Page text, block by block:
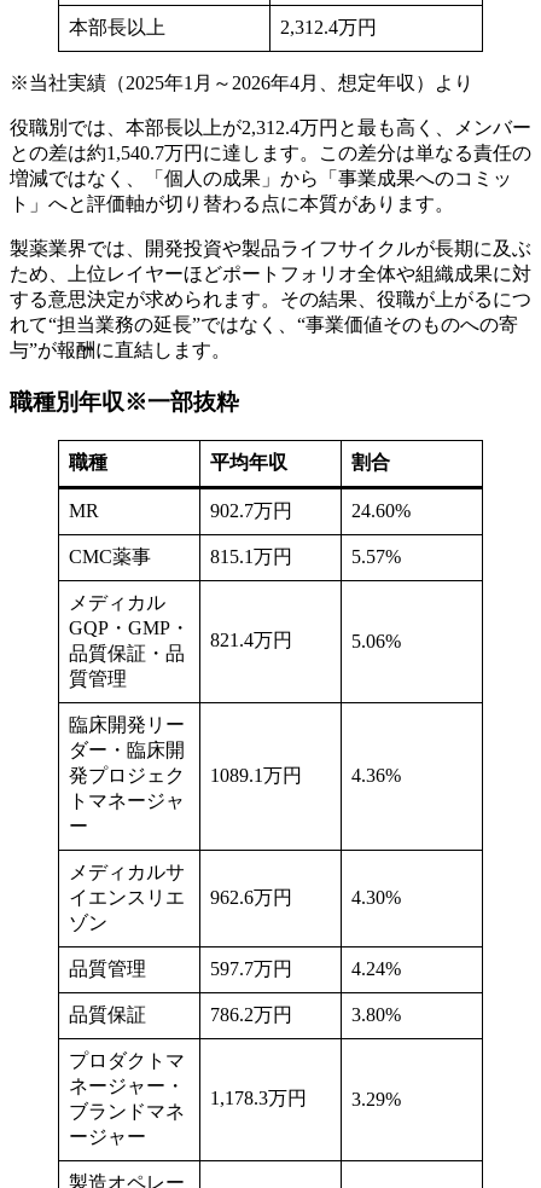
本部長以上 2,312.4万円
※当社実績（2025年1月～2026年4月、想定年収）より
役職別では、本部長以上が2,312.4万円と最も高く、メンバー
との差は約1,540.7万円に達します。この差分は単なる責任の
増減ではなく、「個人の成果」から「事業成果へのコミッ
ト」へと評価軸が切り替わる点に本質があります。
製薬業界では、開発投資や製品ライフサイクルが長期に及ぶ
ため、上位レイヤーほどポートフォリオ全体や組織成果に対
する意思決定が求められます。その結果、役職が上がるにつ
れて“担当業務の延長”ではなく、“事業価値そのものへの寄
与”が報酬に直結します。
職種別年収※一部抜粋
職種 平均年収 割合
MR 902.7万円 24.60%
CMC薬事 815.1万円 5.57%
メディカル
GQP・GMP・
品質保証・品
質管理
821.4万円 5.06%
臨床開発リー
ダー・臨床開
発プロジェク
トマネージャ
ー
1089.1万円 4.36%
メディカルサ
イエンスリエ
ゾン
962.6万円 4.30%
品質管理 597.7万円 4.24%
品質保証 786.2万円 3.80%
プロダクトマ
ネージャー・
ブランドマネ
ージャー
1,178.3万円 3.29%
製造オペレー